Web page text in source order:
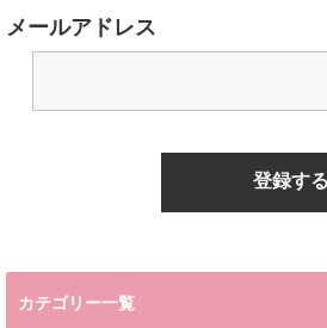
メールアドレス
カテゴリー一覧